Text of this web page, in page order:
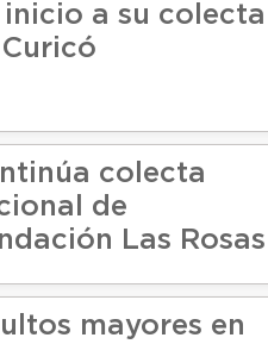
inicio a su colecta
colecta
de
Las Rosas
mayores en